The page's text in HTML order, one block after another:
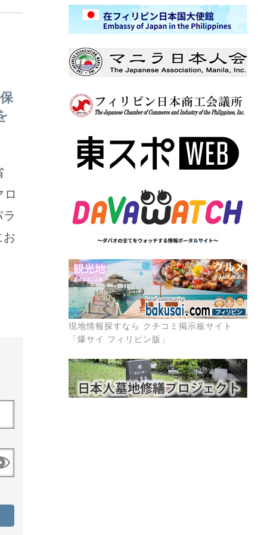
現地情報探すなら クチコミ掲示板サイト
「爆サイ フィリピン版」